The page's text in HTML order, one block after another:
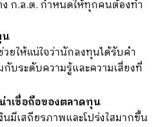
ก.ล.ต. กำหนดให้ทุกคนต้องทำ
วยให้แน่ใจว่านักลงทุนได้รับคำ
กับระดับความรู้และความเสี่ยงที่
าเชื่อถือของตลาดทุน
นมีเสถียรภาพและโปร่งใสมากขึ้น